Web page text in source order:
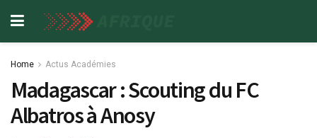
Home Actus Académies
Madagascar : Scouting du FC
Albatros à Anosy